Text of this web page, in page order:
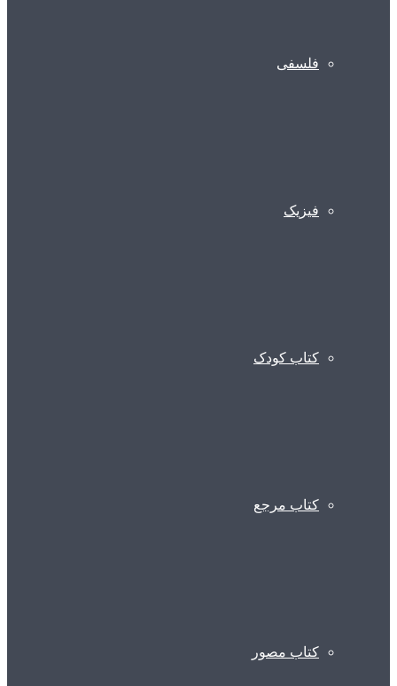
فلسفی
فیزیک
کتاب کودک
کتاب مرجع
کتاب مصور